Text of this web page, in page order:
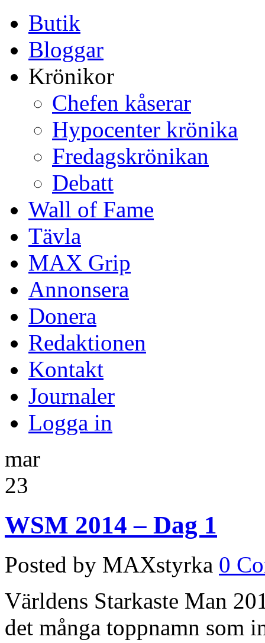
Butik
Bloggar
Krönikor
Chefen kåserar
Hypocenter krönika
Fredagskrönikan
Debatt
Wall of Fame
Tävla
MAX Grip
Annonsera
Donera
Redaktionen
Kontakt
Journaler
Logga in
mar
23
WSM 2014 – Dag 1
Posted by MAXstyrka 0
Världens Starkaste Man
det många toppnamn som